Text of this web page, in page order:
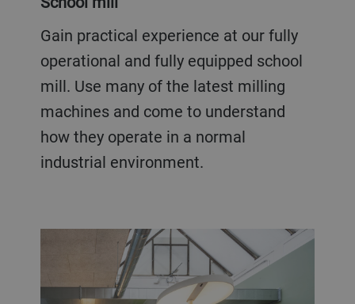
Gain practical experience at our fully
operational and fully equipped school
mill. Use many of the latest milling
machines and come to understand
how they operate in a normal
industrial environment.